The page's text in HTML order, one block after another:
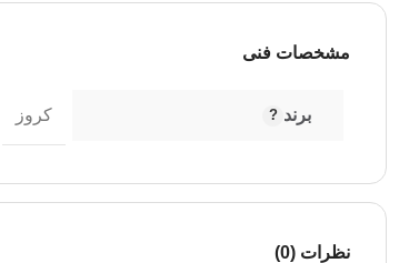
مشخصات فنی
برند کروز
نظرات (0)